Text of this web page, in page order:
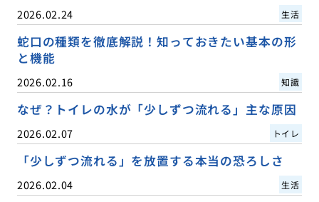
2026.02.24 生活
蛇口の種類を徹底解説！知っておきたい基本の形
と機能
2026.02.16 知識
なぜ？トイレの水が「少しずつ流れる」主な原因
2026.02.07 トイレ
「少しずつ流れる」を放置する本当の恐ろしさ
2026.02.04 生活